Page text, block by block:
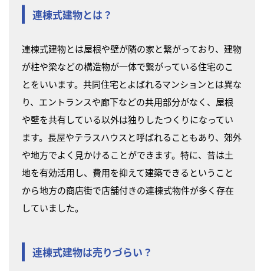
連棟式建物とは？
連棟式建物とは屋根や壁が隣の家と繋がっており、建物
が柱や梁などの構造物が一体で繋がっている住宅のこ
とをいいます。共同住宅とよばれるマンションとは異な
り、エントランスや廊下などの共用部分がなく、屋根
や壁を共有している以外は独りしたつくりになってい
ます。長屋やテラスハウスと呼ばれることもあり、郊外
や地方でよく見かけることができます。特に、昔は土
地を有効活用し、費用を抑えて建築できるということ
から地方の商店街で店舗付きの連棟式物件が多く存在
していました。
連棟式建物は売りづらい？